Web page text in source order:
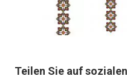
Teilen Sie auf